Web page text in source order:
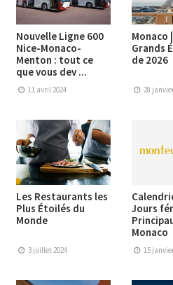
Nouvelle Ligne 600
Nice-Monaco-
Menton : tout ce
que vous dev ...
11 avril 2024
Monaco
Grands
de 2026
28
Les Restaurants les
Plus Étoilés du
Monde
3 juillet 2024
Jours
Monaco
15